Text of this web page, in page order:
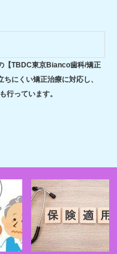
【TBDC東京Bianco歯科/矯正
にくい矯正治療に対応し、
行っています。